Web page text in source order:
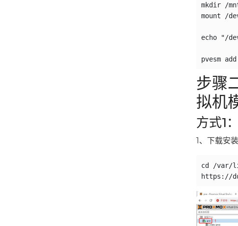
mkdir /
mount /
echo "/
步骤
拟机
方式1
1、下载安
cd /var/